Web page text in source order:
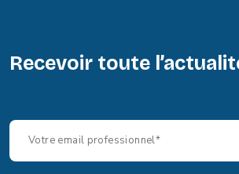
Recevoir toute